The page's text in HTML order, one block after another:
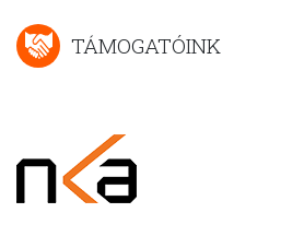
TÁMOGATÓINK